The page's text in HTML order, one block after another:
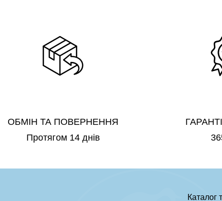
ОБМІН ТА ПОВЕРНЕННЯ
Протягом 14 днів
Каталог